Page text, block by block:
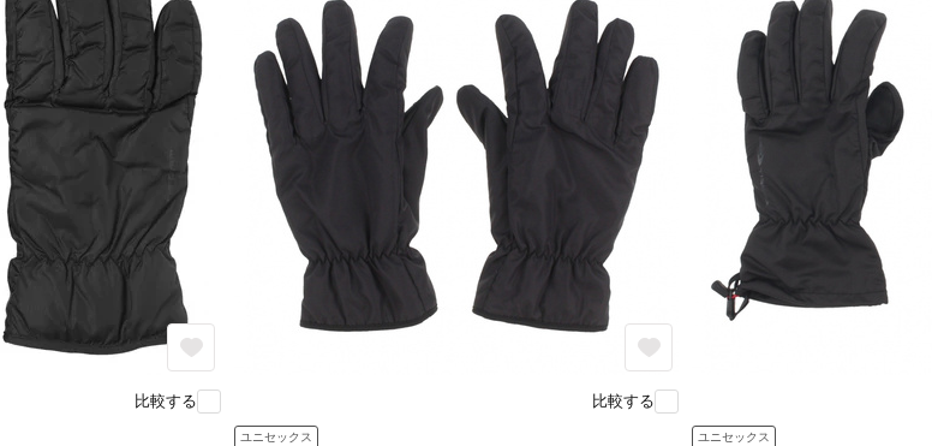
比較する 比較する
ユニセックス ユニセックス